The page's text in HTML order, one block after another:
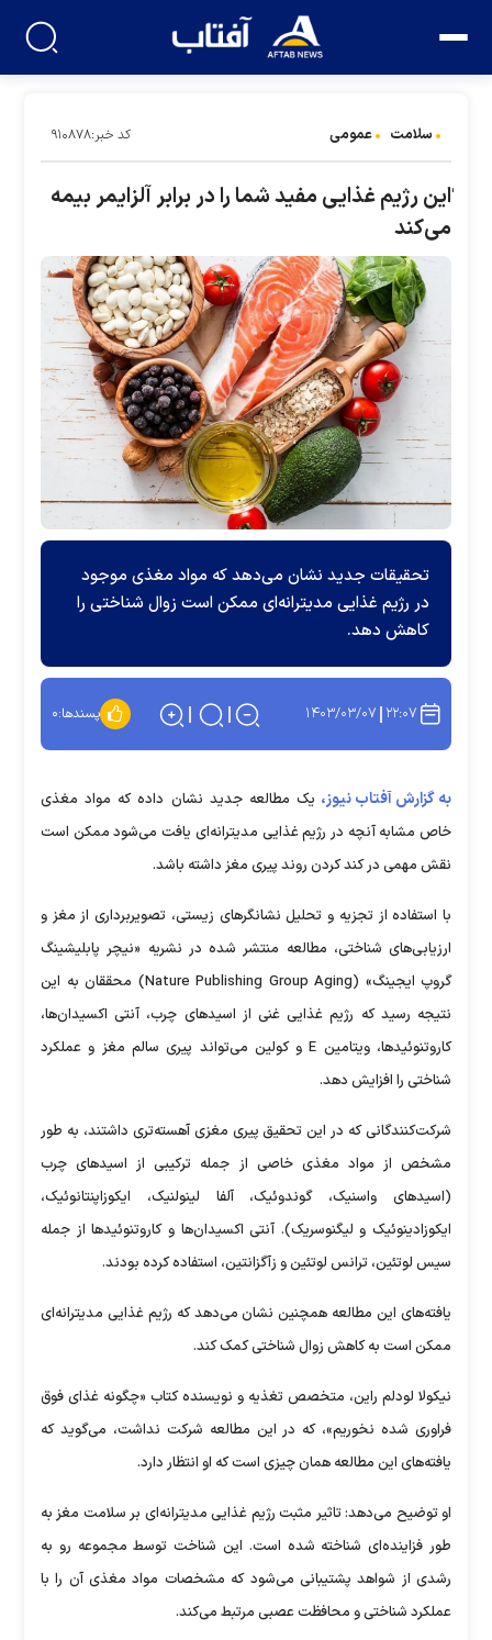
سلامت عمومی کد خبر:۹۱۰۸۷۸
ٰاین رژیم غذایی مفید شما را در برابر آلزایمر بیمه
می‌کند
تحقیقات جدید نشان می‌دهد که مواد مغذی موجود
در رژیم غذایی مدیترانه‌ای ممکن است زوال شناختی را
کاهش دهد.
۲۲:۰۷ ۱۴۰۳/۰۳/۰۷ پسندها:۰
به گزارش آفتاب نیوز، یک مطالعه جدید نشان داده که مواد مغذی
خاص مشابه آنچه در رژیم غذایی مدیترانه‌ای یافت می‌شود ممکن است
نقش مهمی در کند کردن روند پیری مغز داشته باشد.
با استفاده از تجزیه و تحلیل نشانگر‌های زیستی، تصویربرداری از مغز و
ارزیابی‌های شناختی، مطالعه منتشر شده در نشریه «نیچر پابلیشینگ
گروپ ایجینگ» (Nature Publishing Group Aging) محققان به این
نتیجه رسید که رژیم غذایی غنی از اسید‌های چرب، آنتی اکسیدان‌ها،
کاروتنوئیدها، ویتامین E و کولین می‌تواند پیری سالم مغز و عملکرد
شناختی را افزایش دهد.
شرکت‌کنندگانی که در این تحقیق پیری مغزی آهسته‌تری داشتند، به طور
مشخص از مواد مغذی خاصی از جمله ترکیبی از اسید‌های چرب
(اسید‌های واسنیک، گوندوئیک، آلفا لینولنیک، ایکوزاپنتانوئیک،
ایکوزادینوئیک و لیگنوسریک). آنتی اکسیدان‌ها و کاروتنوئید‌ها از جمله
سیس لوتئین، ترانس لوتئین و زآگزانتین، استفاده کرده بودند.
یافته‌های این مطالعه همچنین نشان می‌دهد که رژیم غذایی مدیترانه‌ای
ممکن است به کاهش زوال شناختی کمک کند.
نیکولا لودلم راین، متخصص تغذیه و نویسنده کتاب «چگونه غذای فوق
فراوری شده نخوریم»، که در این مطالعه شرکت نداشت، می‌گوید که
یافته‌های این مطالعه همان چیزی است که او انتظار دارد.
او توضیح می‌دهد: تاثیر مثبت رژیم غذایی مدیترانه‌ای بر سلامت مغز به
طور فزاینده‌ای شناخته شده است. این شناخت توسط مجموعه رو به
رشدی از شواهد پشتیبانی می‌شود که مشخصات مواد مغذی آن را با
عملکرد شناختی و محافظت عصبی مرتبط می‌کند.